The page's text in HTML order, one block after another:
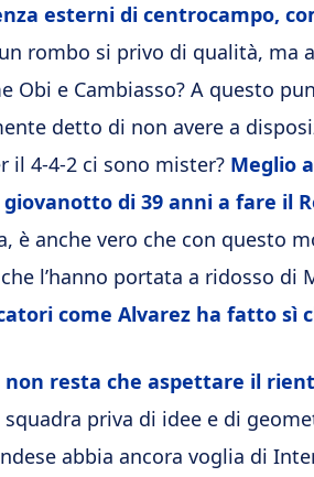
esterni di centrocampo,
rombo si privo di qualità, ma
Obi e Cambiasso? A questo
detto di non avere a
il 4-4-2 ci sono mister? Meglio
di 39 anni a fare il
è anche vero che con questo
l’hanno portata a ridosso di
come Alvarez ha fatto
non resta che aspettare il
priva di idee e di
abbia ancora voglia di